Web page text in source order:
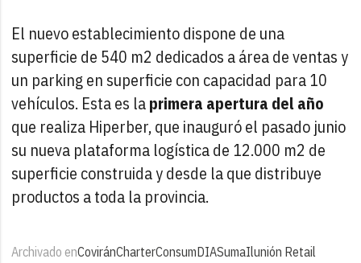
El nuevo establecimiento dispone de una
superficie de 540 m2 dedicados a área de ventas y
un parking en superficie con capacidad para 10
vehículos. Esta es laprimera apertura del año
que realiza Hiperber, que inauguró el pasado junio
su nueva plataforma logística de 12.000 m2 de
superficie construida y desde la que distribuye
productos a toda la provincia.
Archivado enCoviránCharterConsumDIASumaIlunión Retail